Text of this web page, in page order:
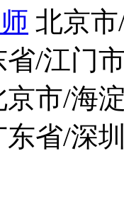
北京
省/江门
京市/海
东省/深